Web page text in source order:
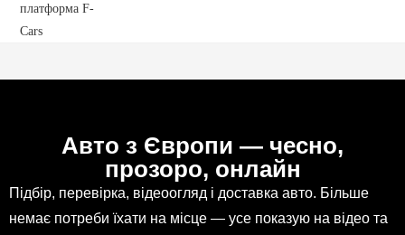
Авто з Європи — чесно,
прозоро, онлайн
Підбір, перевірка, відеоогляд і доставка авто. Більше
немає потреби їхати на місце — усе показую на відео та